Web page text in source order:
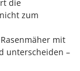
die
zum
mit
unterscheiden –